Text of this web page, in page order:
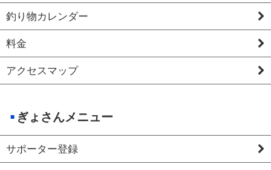
釣り物カレンダー
料金
アクセスマップ
ぎょさんメニュー
サポーター登録